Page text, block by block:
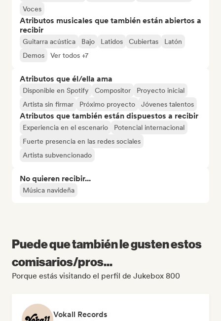
Voces
Atributos musicales que también están abiertos a
recibir
Guitarra acústica Bajo Latidos Cubiertas
Latón
Demos
Ver todos +7
Atributos que él/ella ama
Disponible en Spotify Compositor
Proyecto inicial
Artista sin firmar
Próximo proyecto Jóvenes talentos
Atributos que también están dispuestos a recibir
Experiencia en el escenario
Potencial internacional
Fuerte presencia en las redes sociales
Artista subvencionado
No quieren recibir...
Música navideña
Puede que también le gusten estos
comisarios/pros...
Porque estás visitando el perfil de Jukebox 800
Vokall Records